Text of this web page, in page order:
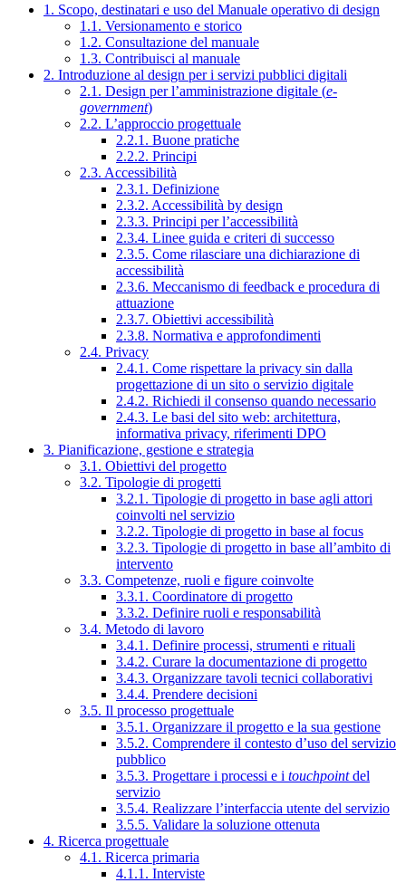
1. Scopo, destinatari e uso del Manuale operativo di design
1.1. Versionamento e storico
1.2. Consultazione del manuale
1.3. Contribuisci al manuale
2. Introduzione al design per i servizi pubblici digitali
2.1. Design per l’amministrazione digitale (e-
government)
2.2. L’approccio progettuale
2.2.1. Buone pratiche
2.2.2. Principi
2.3. Accessibilità
2.3.1. Definizione
2.3.2. Accessibilità by design
2.3.3. Principi per l’accessibilità
2.3.4. Linee guida e criteri di successo
2.3.5. Come rilasciare una dichiarazione di
accessibilità
2.3.6. Meccanismo di feedback e procedura di
attuazione
2.3.7. Obiettivi accessibilità
2.3.8. Normativa e approfondimenti
2.4. Privacy
2.4.1. Come rispettare la privacy sin dalla
progettazione di un sito o servizio digitale
2.4.2. Richiedi il consenso quando necessario
2.4.3. Le basi del sito web: architettura,
informativa privacy, riferimenti DPO
3. Pianificazione, gestione e strategia
3.1. Obiettivi del progetto
3.2. Tipologie di progetti
3.2.1. Tipologie di progetto in base agli attori
coinvolti nel servizio
3.2.2. Tipologie di progetto in base al focus
3.2.3. Tipologie di progetto in base all’ambito di
intervento
3.3. Competenze, ruoli e figure coinvolte
3.3.1. Coordinatore di progetto
3.3.2. Definire ruoli e responsabilità
3.4. Metodo di lavoro
3.4.1. Definire processi, strumenti e rituali
3.4.2. Curare la documentazione di progetto
3.4.3. Organizzare tavoli tecnici collaborativi
3.4.4. Prendere decisioni
3.5. Il processo progettuale
3.5.1. Organizzare il progetto e la sua gestione
3.5.2. Comprendere il contesto d’uso del servizio
pubblico
3.5.3. Progettare i processi e i touchpointdel
servizio
3.5.4. Realizzare l’interfaccia utente del servizio
3.5.5. Validare la soluzione ottenuta
4. Ricerca progettuale
4.1. Ricerca primaria
4.1.1. Interviste